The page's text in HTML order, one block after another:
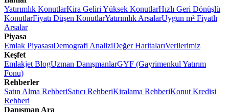
Yatırımlık KonutlarKira Geliri Yüksek KonutlarHızlı Geri Dönüşlü
KonutlarFiyatı Düşen KonutlarYatırımlık ArsalarUygun m² Fiyatlı
Arsalar
Piyasa
Emlak PiyasasıDemografi AnaliziDeğer HaritalarıVerilerimiz
Keşfet
Emlakjet BlogUzman DanışmanlarGYF (Gayrimenkul Yatırım
Fonu)
Rehberler
Satın Alma RehberiSatıcı RehberiKiralama RehberiKonut Kredisi
Rehberi
Danışman Ara